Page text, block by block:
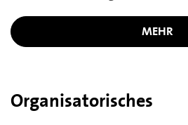
MEHR
Organisatorisches